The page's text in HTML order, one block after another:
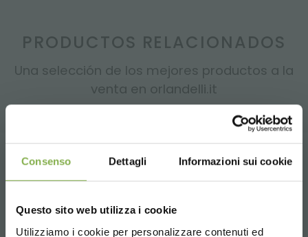
Consenso Dettagli Informazioni sui cookie
Questo sito web utilizza i cookie
Utilizziamo i cookie per personalizzare contenuti ed
PRODUCTOS RELACIONADOS
Una selección de los mejores productos a la
venta en orlandelli.it
Tag: Centro de Jardinería Componible
Productos para viveros Tiendas